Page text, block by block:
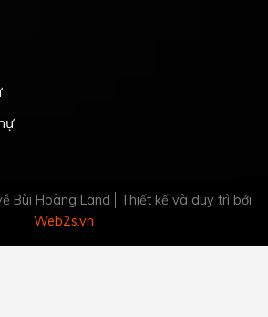
Bùi Hoàng Land
Thiết kế và duy trì bởi
Web2s.vn